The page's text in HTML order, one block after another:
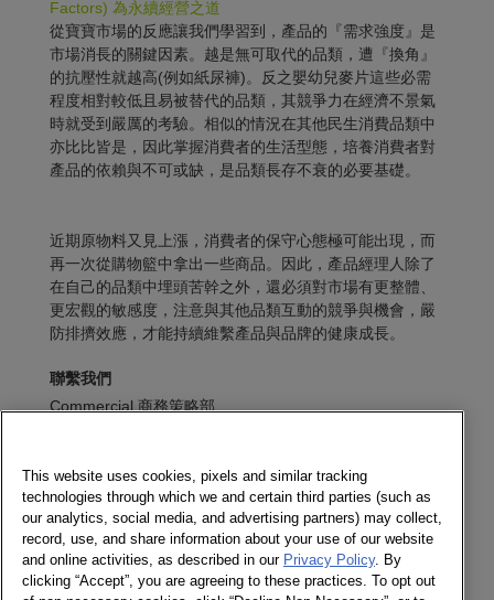
Factors) 為永續經營之道
從寶寶市場的反應讓我們學習到，產品的『需求強度』是
市場消長的關鍵因素。越是無可取代的品類，遭『換角』
的抗壓性就越高(例如紙尿褲)。反之嬰幼兒麥片這些必需
程度相對較低且易被替代的品類，其競爭力在經濟不景氣
時就受到嚴厲的考驗。相似的情況在其他民生消費品類中
亦比比皆是，因此掌握消費者的生活型態，培養消費者對
產品的依賴與不可或缺，是品類長存不衰的必要基礎。
近期原物料又見上漲，消費者的保守心態極可能出現，而
再一次從購物籃中拿出一些商品。因此，產品經理人除了
在自己的品類中埋頭苦幹之外，還必須對市場有更整體、
更宏觀的敏感度，注意與其他品類互動的競爭與機會，嚴
防排擠效應，才能持續維繫產品與品牌的健康成長。
聯繫我們
Commercial 商務策略部
訂閱電子報
This website uses cookies, pixels and similar tracking
technologies through which we and certain third parties (such as
our analytics, social media, and advertising partners) may collect,
record, use, and share information about your use of our website
and online activities, as described in our Privacy Policy. By
clicking “Accept”, you are agreeing to these practices. To opt out